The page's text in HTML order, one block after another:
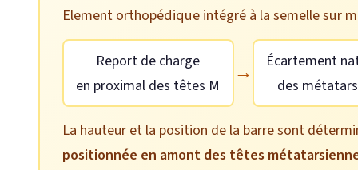
Element orthopédique intégré à la semelle sur
Report de charge
en proximal des têtes M
→
Écartement
des
La hauteur et la position de la barre sont
positionnée en amont des têtes